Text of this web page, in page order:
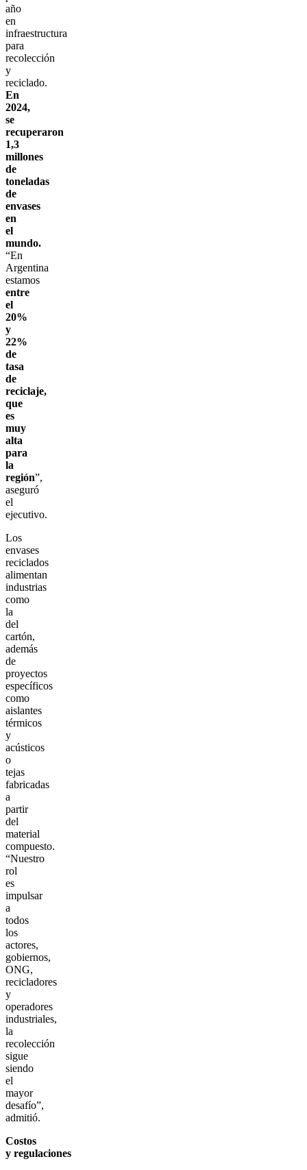
año
en
infraestructura
para
recolección
y
reciclado.
En
2024,
se
recuperaron
1,3
millones
de
toneladas
de
envases
en
el
mundo.
“En
Argentina
estamos
entre
el
20%
y
22%
de
tasa
de
reciclaje,
que
es
muy
alta
para
la
región”,
aseguró
el
ejecutivo.
Los
envases
reciclados
alimentan
industrias
como
la
del
cartón,
además
de
proyectos
específicos
como
aislantes
térmicos
y
acústicos
o
tejas
fabricadas
a
partir
del
material
compuesto.
“Nuestro
rol
es
impulsar
a
todos
los
actores,
gobiernos,
ONG,
recicladores
y
operadores
industriales,
la
recolección
sigue
siendo
el
mayor
desafío”,
admitió.
Costos
y regulaciones